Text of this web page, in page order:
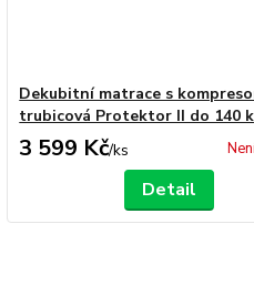
Dekubitní matrace s
trubicová Protektor II do 140
3 599 Kč/ks
Detail